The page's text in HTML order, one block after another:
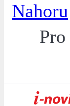
Nahoru